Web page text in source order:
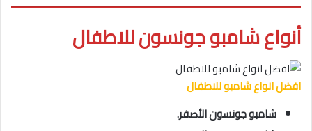
أنواع شامبو جونسون للاطفال
افضل انواع شامبو للاطفال
شامبو جونسون الأصفر.